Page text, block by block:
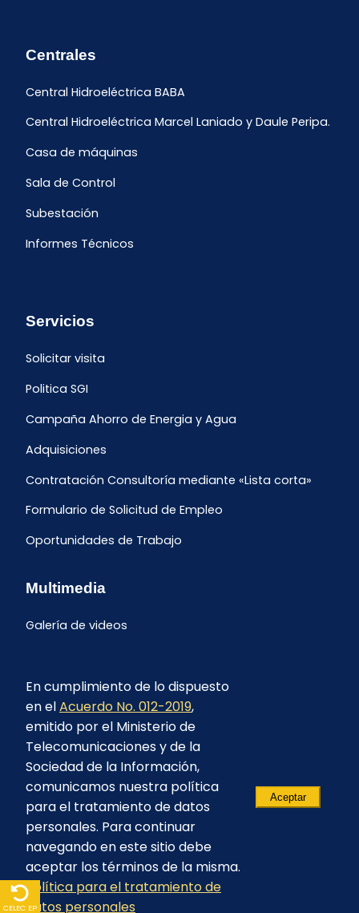
Centrales
Central Hidroeléctrica BABA
Central Hidroeléctrica Marcel Laniado y Daule Peripa.
Casa de máquinas
Sala de Control
Subestación
Informes Técnicos
Servicios
Solicitar visita
Politica SGI
Campaña Ahorro de Energia y Agua
Adquisiciones
Contratación Consultoría mediante «Lista corta»
Formulario de Solicitud de Empleo
Oportunidades de Trabajo
Multimedia
Galería de videos
© 2023 - CELEC EP - Todos los derechos
reservados
En cumplimiento de lo dispuesto
en elAcuerdo No. 012-2019,
emitido por el Ministerio de
Telecomunicaciones y de la
Sociedad de la Información,
comunicamos nuestra política
para el tratamiento de datos
personales. Para continuar
navegando en este sitio debe
aceptar los términos de la misma.
Política para el tratamiento de
datos personales
Aceptar
CELEC EP